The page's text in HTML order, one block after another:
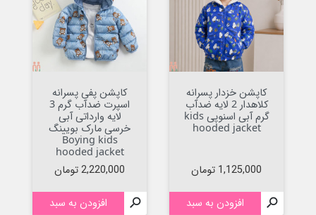
کاپشن خزدار پسرانه
کلاهدار 2 لایه ضدآب
گرم آبی اسنوپی kids
hooded jacket
قیمت
1,125,000 تومان
 افزودن به سبد
کاپشن پفی پسرانه
اسپرت ضدآب گرم 3
لایه وارداتی آبی
خرسی مارک بویینگ
Boying kids
hooded jacket
قیمت
2,220,000 تومان
 افزودن به سبد